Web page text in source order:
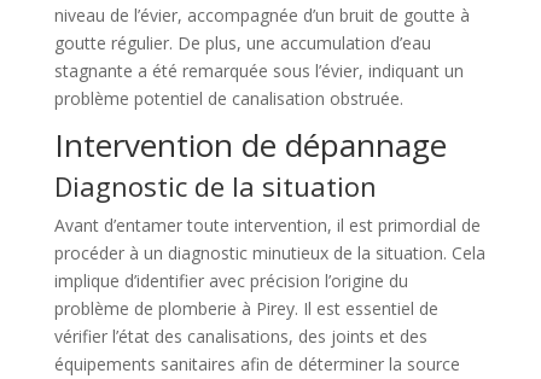
niveau de l’évier, accompagnée d’un bruit de goutte à
goutte régulier. De plus, une accumulation d’eau
stagnante a été remarquée sous l’évier, indiquant un
problème potentiel de canalisation obstruée.
Intervention de dépannage
Diagnostic de la situation
Avant d’entamer toute intervention, il est primordial de
procéder à un diagnostic minutieux de la situation. Cela
implique d’identifier avec précision l’origine du
problème de plomberie à Pirey. Il est essentiel de
vérifier l’état des canalisations, des joints et des
équipements sanitaires afin de déterminer la source